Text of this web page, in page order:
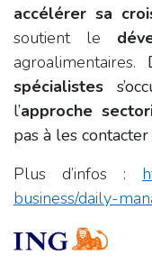
accélérer sa
soutient le
agroalimentaires.
spécialistes
l’approche
pas à les contacter
Plus d’infos :
business/daily-